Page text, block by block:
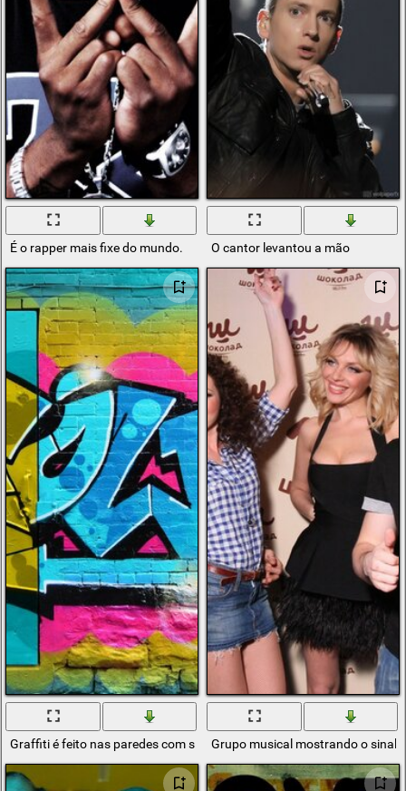
É o rapper mais fixe do mundo. O cantor levantou a mão
Graffiti é feito nas paredes com sprayGrupo musical mostrando o sinal